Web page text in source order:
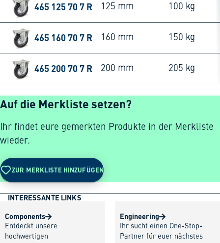
465 125 70 7 R 125 mm 100 kg
465 160 70 7 R 160 mm 150 kg
465 200 70 7 R 200 mm 205 kg
Auf die Merkliste setzen?
Ihr findet eure gemerkten Produkte in der Merkliste
wieder.
ZUR MERKLISTE HINZUFÜGEN
INTERESSANTE LINKS
Components
Entdeckt unsere
hochwertigen
Engineering
Ihr sucht einen One-Stop-
Partner für euer nächstes